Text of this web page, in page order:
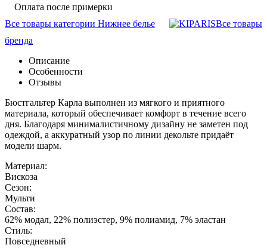
Оплата после примерки
Все товары категории Нижнее белье
Все товары
бренда
Описание
Особенности
Отзывы
Бюстгальтер Карла выполнен из мягкого и приятного
материала, который обеспечивает комфорт в течение всего
дня. Благодаря минималистичному дизайну не заметен под
одеждой, а аккуратный узор по линии декольте придаёт
модели шарм.
Материал:
Вискоза
Сезон:
Мульти
Состав:
62% модал, 22% полиэстер, 9% полиамид, 7% эластан
Стиль:
Повседневный